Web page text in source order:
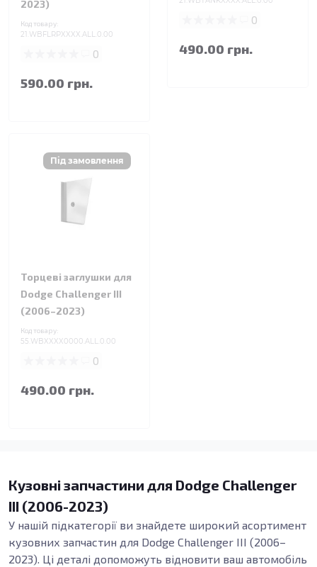
2023)
Код товару:
21.WBFLRPXXXX.ALL.0.00
0
590.00 грн.
0
490.00 грн.
Торцеві заглушки для
Dodge Challenger III
(2006–2023)
Код товару:
55.WBXXXX0000.ALL.0.00
0
490.00 грн.
Кузовні запчастини для Dodge Challenger
III (2006-2023)
У нашій підкатегорії ви знайдете широкий асортимент
кузовних запчастин для Dodge Challenger III (2006–
2023). Ці деталі допоможуть відновити ваш автомобіль